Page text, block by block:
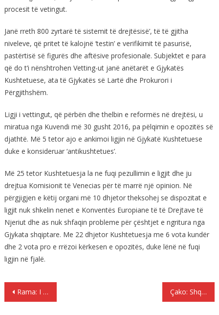
procesit të vetingut.
Janë rreth 800 zyrtarë të sistemit të drejtësisë’, të të gjitha
niveleve, që pritet të kalojnë ‘testin’ e verifikimit të pasurisë,
pastërtisë së figurës dhe aftësive profesionale. Subjektet e para
që do t’i nënshtrohen Vetting-ut janë anëtarët e Gjykatës
Kushtetuese, ata të Gjykatës së Lartë dhe Prokurori i
Përgjithshëm.
Ligji i vettingut, që përbën dhe thelbin e reformës në drejtësi, u
miratua nga Kuvendi më 30 gusht 2016, pa pëlqimin e opozitës së
djathtë. Më 5 tetor ajo e ankimoi ligjin në Gjykatë Kushtetuese
duke e konsideruar ‘antikushtetues’.
Më 25 tetor Kushtetuesja la ne fuqi pezullimin e ligjit dhe ju
drejtua Komisionit të Venecias për të marrë një opinion. Në
përgjigjen e këtij organi më 10 dhjetor theksohej se dispozitat e
ligjit nuk shkelin nenet e Konventës Europiane të të Drejtave të
Njeriut dhe as nuk shfaqin probleme për çështjet e ngritura nga
Gjykata shqiptare. Me 22 dhjetor Kushtetuesja me 6 vota kundër
dhe 2 vota pro e rrëzoi kërkesen e opozitës, duke lënë në fuqi
ligjin në fjalë.
Lëvizje
Rama: I japim fund historisë së kultivimit të kanabisit Çako: Shqiptarët në depresion, 227 vetëvrasje gjatë 2016-ës